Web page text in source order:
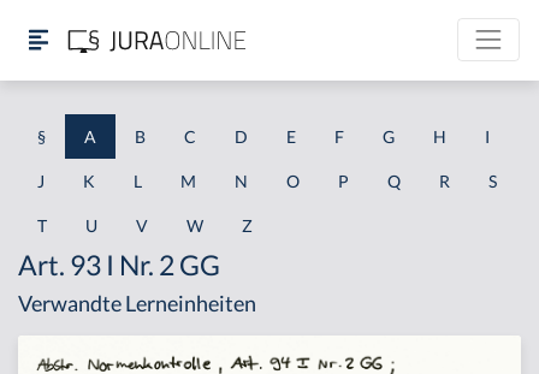
§ A B C D E F G H I
J K L M N O P Q R S
T U V W Z
Art. 93 I Nr. 2 GG
Verwandte Lerneinheiten